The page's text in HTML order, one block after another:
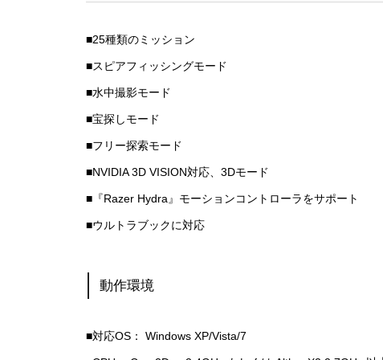
■25種類のミッション
■スピアフィッシングモード
■水中撮影モード
■宝探しモード
■フリー探索モード
■NVIDIA 3D VISION対応、3Dモード
■『Razer Hydra』モーションコントローラをサポート
■ウルトラブックに対応
動作環境
■対応OS： Windows XP/Vista/7